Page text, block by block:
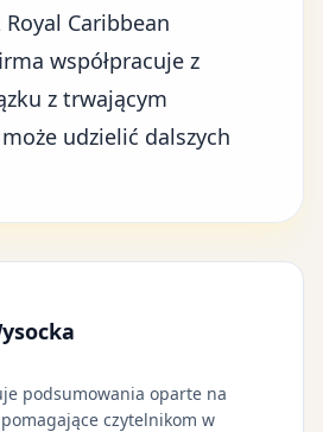
Caribbean
współpracuje z
z trwającym
udzielić dalszych
podsumowania oparte na
czytelnikom w